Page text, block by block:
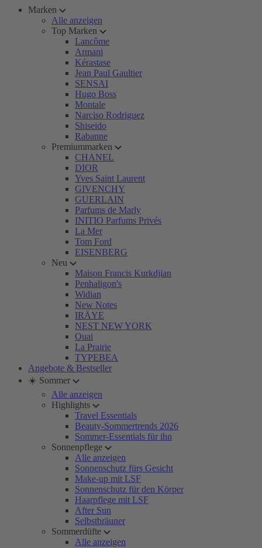
Marken
Alle anzeigen
Top Marken
Lancôme
Armani
Kérastase
Jean Paul Gaultier
SENSAI
Hugo Boss
Montale
Narciso Rodriguez
Shiseido
Rabanne
Premiummarken
CHANEL
DIOR
Yves Saint Laurent
GIVENCHY
GUERLAIN
Parfums de Marly
INITIO Parfums Privés
La Mer
Tom Ford
EISENBERG
Neu
Maison Francis Kurkdjian
Penhaligon's
Widian
New Notes
IRÄYE
NEST NEW YORK
Ouai
La Prairie
TYPEBEA
Angebote & Bestseller
☀️ Sommer
Alle anzeigen
Highlights
Travel Essentials
Beauty-Sommertrends 2026
Sommer-Essentials für ihn
Sonnenpflege
Alle anzeigen
Sonnenschutz fürs Gesicht
Make-up mit LSF
Sonnenschutz für den Körper
Haarpflege mit LSF
After Sun
Selbstbräuner
Sommerdüfte
Alle anzeigen